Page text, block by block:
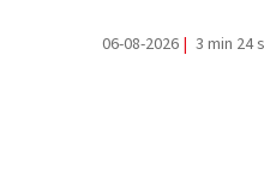
06-08-2026 | 3 min 24